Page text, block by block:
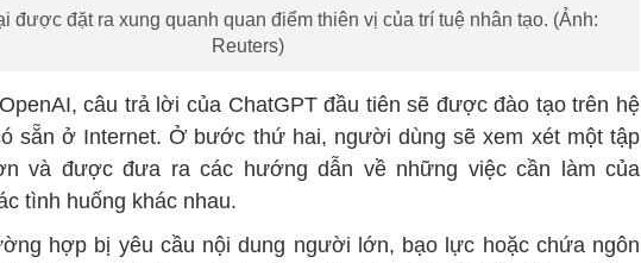
được đặt ra xung quanh quan điểm thiên vị của trí tuệ nhân tạo. (Ảnh:
Reuters)
câu trả lời của ChatGPT đầu tiên sẽ được đào tạo trên hệ
sẵn ở Internet. Ở bước thứ hai, người dùng sẽ xem xét một tập
và được đưa ra các hướng dẫn về những việc cần làm của
tình huống khác nhau.
hợp bị yêu cầu nội dung người lớn, bạo lực hoặc chứa ngôn